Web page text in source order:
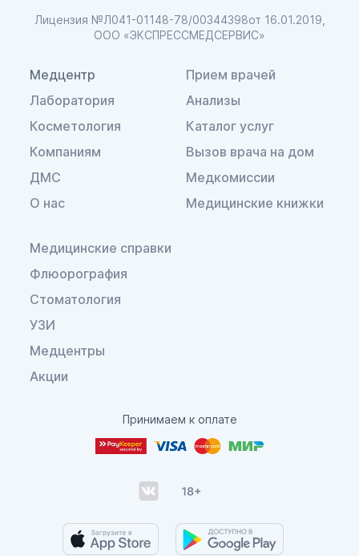
Лицензия №Л041-01148-78/00344398от 16.01.2019,
ООО «ЭКСПРЕССМЕДСЕРВИС»
Медцентр
Лаборатория
Косметология
Компаниям
ДМС
О нас
Прием врачей
Анализы
Каталог услуг
Вызов врача на дом
Медкомиссии
Медицинские книжки
Медицинские справки
Флюорография
Стоматология
УЗИ
Медцентры
Акции
Принимаем к оплате